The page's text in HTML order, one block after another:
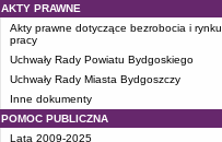
AKTY PRAWNE
Akty prawne dotyczące bezrobocia i rynku
pracy
Uchwały Rady Powiatu Bydgoskiego
Uchwały Rady Miasta Bydgoszczy
Inne dokumenty
POMOC PUBLICZNA
Lata 2009-2025